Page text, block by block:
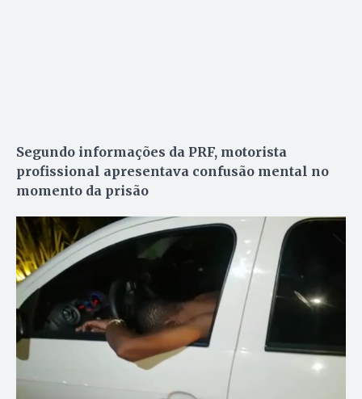
Segundo informações da PRF, motorista
profissional apresentava confusão mental no
momento da prisão